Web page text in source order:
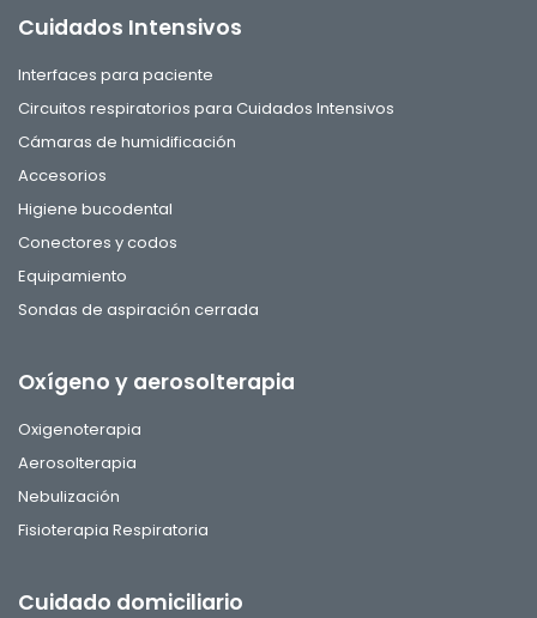
Cuidados Intensivos
Interfaces para paciente
Circuitos respiratorios para Cuidados Intensivos
Cámaras de humidificación
Accesorios
Higiene bucodental
Conectores y codos
Equipamiento
Sondas de aspiración cerrada
Oxígeno y aerosolterapia
Oxigenoterapia
Aerosolterapia
Nebulización
Fisioterapia Respiratoria
Cuidado domiciliario